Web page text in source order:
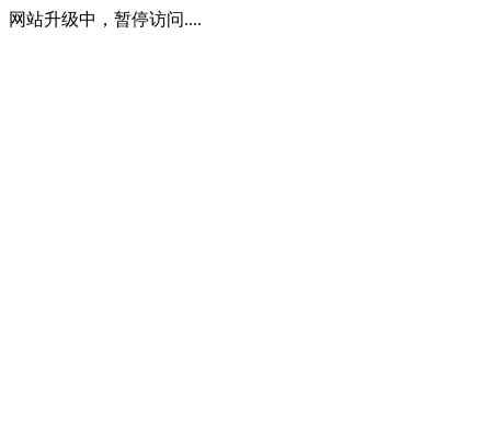
网站升级中，暂停访问....